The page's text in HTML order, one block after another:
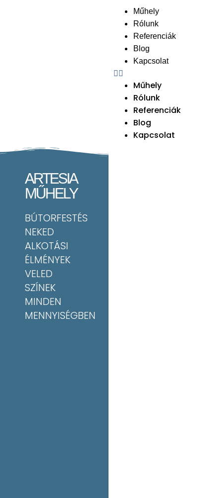
Műhely
Rólunk
Referenciák
Blog
Kapcsolat
Műhely
Rólunk
Referenciák
Blog
Kapcsolat
ARTESIA
MŰHELY
BÚTORFESTÉS
NEKED
ALKOTÁSI
ÉLMÉNYEK
VELED
SZÍNEK
MINDEN
MENNYISÉGBEN